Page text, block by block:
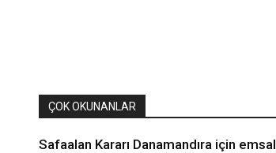
ÇOK OKUNANLAR
Safaalan Kararı Danamandıra için emsal